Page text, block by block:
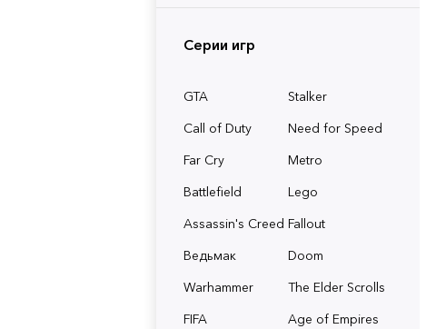
Серии игр
GTA
Stalker
Call of Duty
Need for Speed
Far Cry
Metro
Battlefield
Lego
Assassin's Creed Fallout
Ведьмак
Doom
Warhammer
The Elder Scrolls
FIFA
Age of Empires